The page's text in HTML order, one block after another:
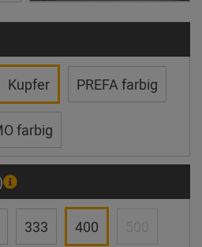
Kupfer PREFA farbig
farbig
333 400